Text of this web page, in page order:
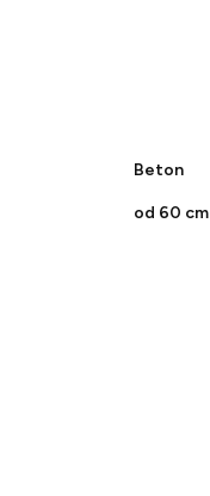
Beton
od 60 cm